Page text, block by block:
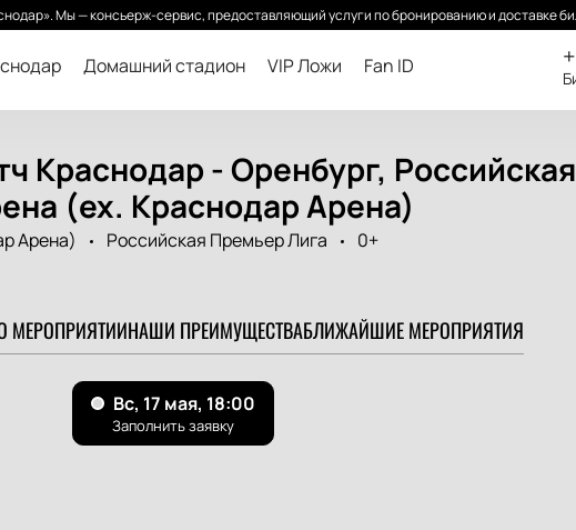
Мы — консьерж-сервис, предоставляющий услуги по бронированию и доставке
Домашний стадион VIP Ложи Fan ID
Краснодар - Оренбург,
(ex. Краснодар Арена)
Арена) Российская Премьер Лига
0+
МЕРОПРИЯТИИНАШИ ПРЕИМУЩЕСТВАБЛИЖАЙШИЕ МЕРОПРИЯТИЯ